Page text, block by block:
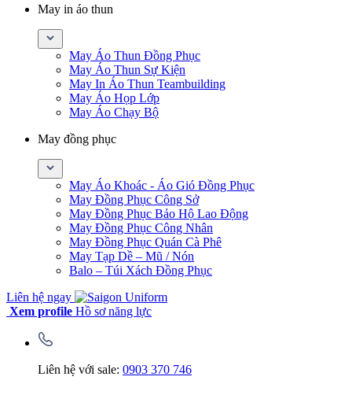
May in áo thun
May Áo Thun Đồng Phục
May Áo Thun Sự Kiện
May In Áo Thun Teambuilding
May Áo Họp Lớp
May Áo Chạy Bộ
May đồng phục
May Áo Khoác - Áo Gió Đồng Phục
May Đồng Phục Công Sở
May Đồng Phục Bảo Hộ Lao Động
May Đồng Phục Công Nhân
May Đồng Phục Quán Cà Phê
May Tạp Dề – Mũ / Nón
Balo – Túi Xách Đồng Phục
Liên hệ ngay
Xem profile Hồ sơ năng lực
Liên hệ với sale: 0903 370 746